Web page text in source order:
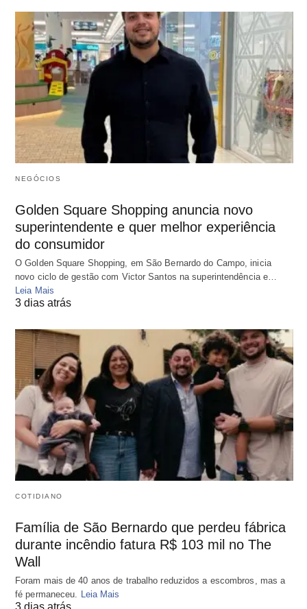
NEGÓCIOS
Golden Square Shopping anuncia novo
superintendente e quer melhor experiência
do consumidor
O Golden Square Shopping, em São Bernardo do Campo, inicia
novo ciclo de gestão com Victor Santos na superintendência e…
Leia Mais
3 dias atrás
COTIDIANO
Família de São Bernardo que perdeu fábrica
durante incêndio fatura R$ 103 mil no The
Wall
Foram mais de 40 anos de trabalho reduzidos a escombros, mas a
fé permaneceu. Leia Mais
3 dias atrás